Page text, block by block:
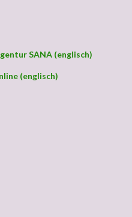
SANA (englisch)
(englisch)